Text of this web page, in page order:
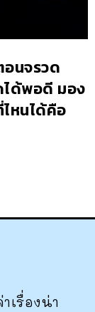
นจรวด
ได้พอดี มอง
หนได้คือ
เรื่องน่า